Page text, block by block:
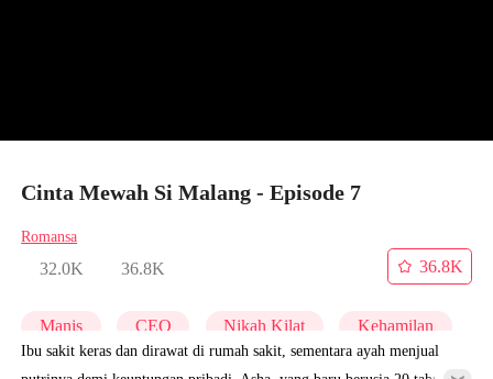
Cinta Mewah Si Malang - Episode 7
Romansa
32.0K 36.8K
36.8K
Manis CEO Nikah Kilat Kehamilan
Ibu sakit keras dan dirawat di rumah sakit, sementara ayah menjual